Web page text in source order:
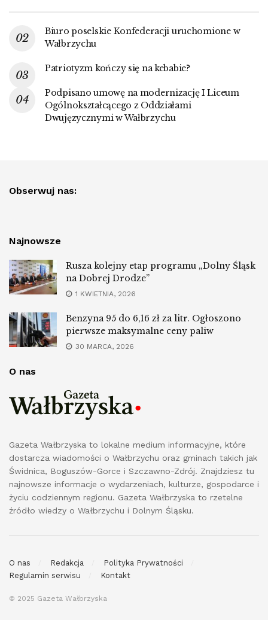
Biuro poselskie Konfederacji uruchomione w
Wałbrzychu
Patriotyzm kończy się na kebabie?
Podpisano umowę na modernizację I Liceum
Ogólnokształcącego z Oddziałami
Dwujęzycznymi w Wałbrzychu
Obserwuj nas:
Najnowsze
Rusza kolejny etap programu „Dolny Śląsk
na Dobrej Drodze”
1 KWIETNIA, 2026
Benzyna 95 do 6,16 zł za litr. Ogłoszono
pierwsze maksymalne ceny paliw
30 MARCA, 2026
O nas
Gazeta Wałbrzyska to lokalne medium informacyjne, które
dostarcza wiadomości o Wałbrzychu oraz gminach takich jak
Świdnica, Boguszów-Gorce i Szczawno-Zdrój. Znajdziesz tu
najnowsze informacje o wydarzeniach, kulturze, gospodarce i
życiu codziennym regionu. Gazeta Wałbrzyska to rzetelne
źródło wiedzy o Wałbrzychu i Dolnym Śląsku.
O nas Redakcja
Polityka Prywatności
Regulamin serwisu
Kontakt
© 2025 Gazeta Wałbrzyska